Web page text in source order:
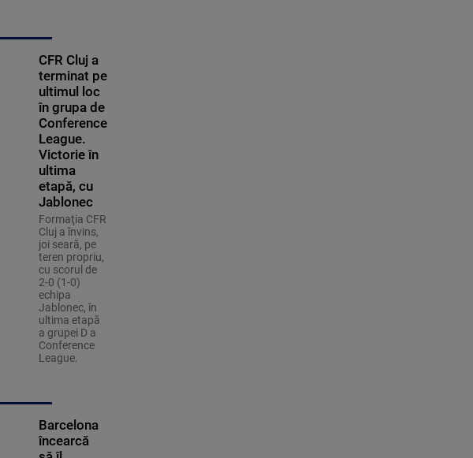
CFR Cluj a
terminat pe
ultimul loc
în grupa de
Conference
League.
Victorie în
ultima
etapă, cu
Jablonec
Formaţia CFR
Cluj a învins,
joi seară, pe
teren propriu,
cu scorul de
2-0 (1-0)
echipa
Jablonec, în
ultima etapă
a grupei D a
Conference
League.
Barcelona
încearcă